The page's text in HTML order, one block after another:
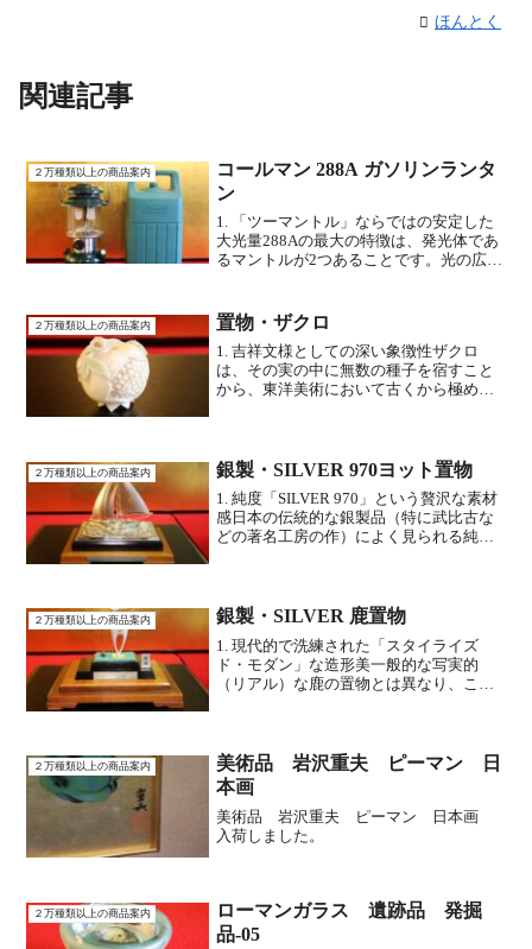
ほんとく
関連記事
２万種類以上の商品案内
コールマン 288A ガソリンランタ
ン
1. 「ツーマントル」ならではの安定した
大光量288Aの最大の特徴は、発光体であ
るマントルが2つあることです。光の広が
つ力強く照らしてくれます。メインラン
タンとして...
２万種類以上の商品案内 置物・ザクロ
1. 吉祥文様としての深い象徴性ザクロ
は、その実の中に無数の種子を宿すこと
から、東洋美術において古くから極めて
く続く」ことの象徴...
２万種類以上の商品案内 銀製・SILVER 970ヨット置物
1. 純度「SILVER 970」という贅沢な素材
感日本の伝統的な銀製品（特に武比古な
どの著名工房の作）によく見られる純度
２万種類以上の商品案内 銀製・SILVER 鹿置物
1. 現代的で洗練された「スタイライズ
ド・モダン」な造形美一般的な写実的
（リアル）な鹿の置物とは異なり、この
体、首へとつながる滑ら...
２万種類以上の商品案内
美術品 岩沢重夫 ピーマン 日
本画
美術品 岩沢重夫 ピーマン 日本画
入荷しました。
２万種類以上の商品案内
ローマンガラス 遺跡品 発掘
品-05